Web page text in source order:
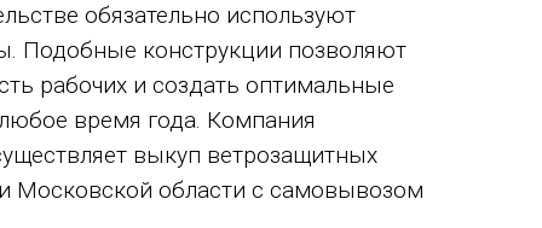
обязательно используют
Подобные конструкции позволяют
рабочих и создать оптимальные
время года. Компания
выкуп ветрозащитных
Московской области с самовывозом